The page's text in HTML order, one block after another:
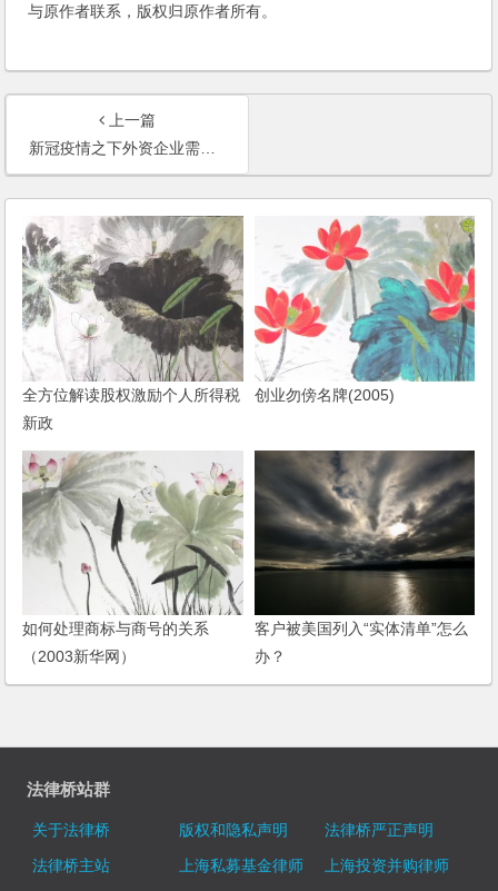
与原作者联系，版权归原作者所有。
上一篇
新冠疫情之下外资企业需重点关注的几个劳动人事问题 Several Labor and Personnel Issues to be focused on by FIEs during Novel Coronavirus Pneumonia Epidemic
全方位解读股权激励个人所得税
新政
创业勿傍名牌(2005)
如何处理商标与商号的关系
（2003新华网）
客户被美国列入“实体清单”怎么
办？
法律桥站群
关于法律桥 版权和隐私声明
法律桥严正声明
法律桥主站
上海私募基金律师
上海投资并购律师